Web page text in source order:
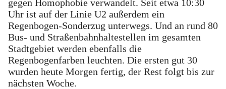
gegen Homophobie verwandelt. Seit etwa 10:30
Uhr ist auf der Linie U2 außerdem ein
Regenbogen-Sonderzug unterwegs. Und an rund 80
Bus- und Straßenbahnhaltestellen im gesamten
Stadtgebiet werden ebenfalls die
Regenbogenfarben leuchten. Die ersten gut 30
wurden heute Morgen fertig, der Rest folgt bis zur
nächsten Woche.